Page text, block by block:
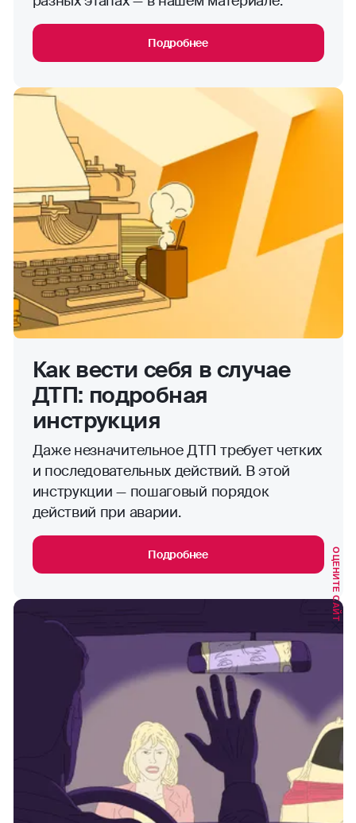
Подробнее
Как вести себя в случае
ДТП: подробная
инструкция
Даже незначительное ДТП требует четких
и последовательных действий. В этой
инструкции — пошаговый порядок
действий при аварии.
Подробнее ОЦЕНИТЕ САЙТ